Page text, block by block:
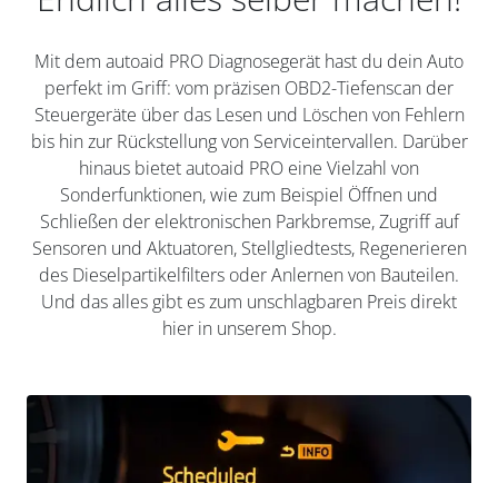
Mit dem autoaid PRO Diagnosegerät hast du dein Auto
perfekt im Griff: vom präzisen OBD2-Tiefenscan der
Steuergeräte über das Lesen und Löschen von Fehlern
bis hin zur Rückstellung von Serviceintervallen. Darüber
hinaus bietet autoaid PRO eine Vielzahl von
Sonderfunktionen, wie zum Beispiel Öffnen und
Schließen der elektronischen Parkbremse, Zugriff auf
Sensoren und Aktuatoren, Stellgliedtests, Regenerieren
des Dieselpartikelfilters oder Anlernen von Bauteilen.
Und das alles gibt es zum unschlagbaren Preis direkt
hier in unserem Shop.